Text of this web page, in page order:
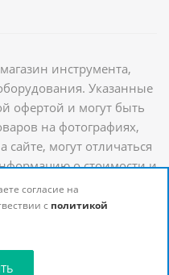
инструмента,
Указанные
офертой и могут быть
на фотографиях,
сайте, могут отличаться
о стоимости и
у наших
согласие на
с политикой